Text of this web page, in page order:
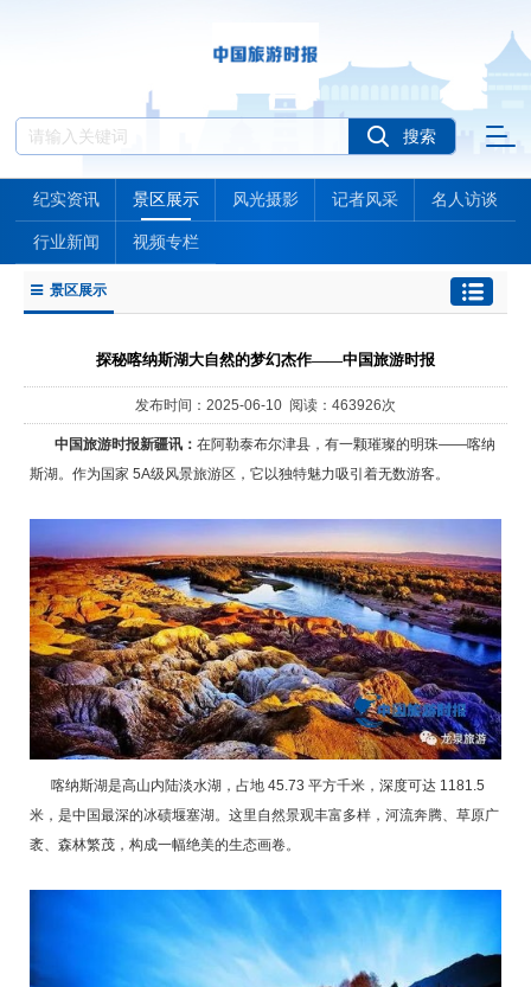
纪实资讯 景区展示 风光摄影 记者风采 名人访谈
行业新闻 视频专栏
景区展示
探秘喀纳斯湖大自然的梦幻杰作——中国旅游时报
发布时间：2025-06-10 阅读：463926次
中国旅游时报新疆讯： 在阿勒泰布尔津县，有一颗璀璨的明珠——喀纳
斯湖。作为国家 5A级风景旅游区，它以独特魅力吸引着无数游客。
喀纳斯湖是高山内陆淡水湖，占地 45.73 平方千米，深度可达 1181.5
米，是中国最深的冰碛堰塞湖。这里自然景观丰富多样，河流奔腾、草原广
袤、森林繁茂，构成一幅绝美的生态画卷。